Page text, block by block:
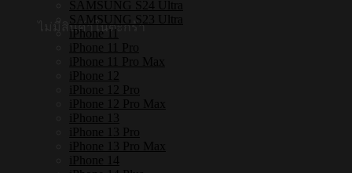
ไม่มีสินค้าในตะกร้า
SAMSUNG S24 Ultra
SAMSUNG S23 Ultra
iPhone 11
iPhone 11 Pro
iPhone 11 Pro Max
iPhone 12
iPhone 12 Pro
iPhone 12 Pro Max
iPhone 13
iPhone 13 Pro
iPhone 13 Pro Max
iPhone 14